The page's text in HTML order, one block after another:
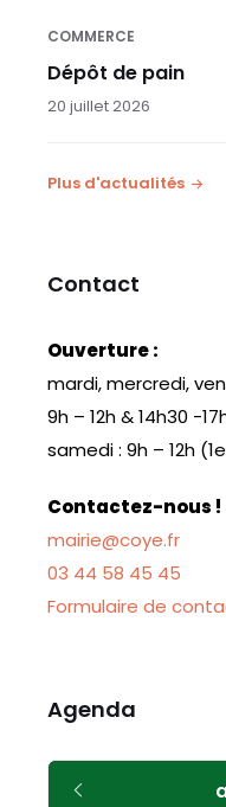
COMMERCE
Dépôt de pain
20 juillet 2026
Plus d'actualités
Contact
Ouverture :
mardi, mercredi,
9h – 12h & 14h30 -
samedi : 9h – 12h
Contactez-nous !
mairie@coye.fr
03 44 58 45 45
Formulaire de
Agenda